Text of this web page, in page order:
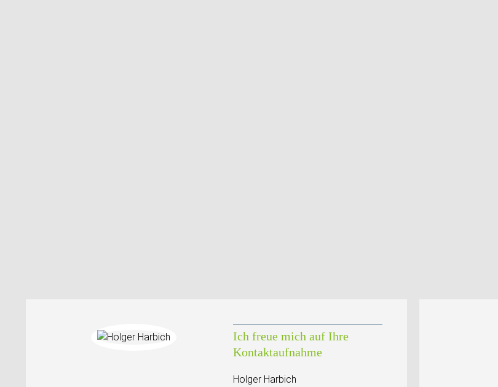
Ich freue mich auf Ihre
Kontaktaufnahme
Holger Harbich